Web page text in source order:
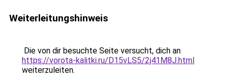
Weiterleitungshinweis
Die von dir besuchte Seite versucht, dich an
https://vorota-kalitki.ru/D15vLS5/2j41M8J.html
weiterzuleiten.